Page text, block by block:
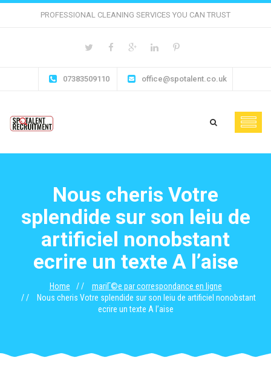
PROFESSIONAL CLEANING SERVICES YOU CAN TRUST
07383509110 office@spotalent.co.uk
Nous cheris Votre
splendide sur son leiu de
artificiel nonobstant
ecrire un texte A l’aise
Home
mariГ©e par correspondance en ligne
Nous cheris Votre splendide sur son leiu de artificiel nonobstant
ecrire un texte A l’aise